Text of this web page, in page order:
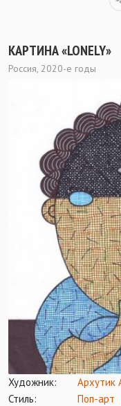
КАРТИНА «LONELY»
Россия, 2020-е годы
Художник:
Архутик
Стиль:
Поп-арт